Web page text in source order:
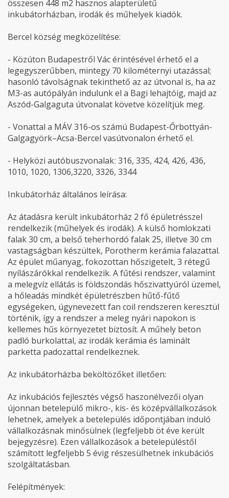
összesen 448 m2 hasznos alapterületű
inkubátorházban, irodák és műhelyek kiadók.
Bercel község megközelítése:
- Közúton Budapestről Vác érintésével érhető el a
legegyszerűbben, mintegy 70 kilométernyi utazással;
hasonló távolságnak tekinthető az az útvonal is, ha az
M3-as autópályán indulunk el a Bagi lehajtóig, majd az
Aszód-Galgaguta útvonalat követve közelítjük meg.
- Vonattal a MÁV 316-os számú Budapest-Őrbottyán-
Galgagyörk–Acsa-Bercel vasútvonalon érhető el.
- Helyközi autóbuszvonalakː 316, 335, 424, 426, 436,
1010, 1020, 1306,3220, 3326, 3344
Inkubátorház általános leírása:
Az átadásra került inkubátorház 2 fő épületrésszel
rendelkezik (műhelyek és irodák). A külső homlokzati
falak 30 cm, a belső teherhordó falak 25, illetve 30 cm
vastagságban készültek, Porotherm kerámia falazattal.
Az épület műanyag, fokozottan hőszigetelt, 3 rétegű
nyílászárókkal rendelkezik. A fűtési rendszer, valamint
a melegvíz ellátás is földszondás hőszivattyúról üzemel,
a hőleadás mindkét épületrészben hűtő-fűtő
egységeken, úgynevezett fan coil rendszeren keresztül
történik, így a rendszer a meleg nyári napokon is
kellemes hűs környezetet biztosít. A műhely beton
padló burkolattal, az irodák kerámia és laminált
parketta padozattal rendelkeznek.
Az inkubátorházba beköltözőket illetően:
Az inkubációs fejlesztés végső haszonélvezői olyan
újonnan betelepülő mikro-, kis- és középvállalkozások
lehetnek, amelyek a betelepülés időpontjában induló
vállalkozásnak minősülnek (legfeljebb öt éve került
bejegyzésre). Ezen vállalkozások a betelepüléstől
számított legfeljebb 5 évig részesülhetnek inkubációs
szolgáltatásban.
Felépítmények: